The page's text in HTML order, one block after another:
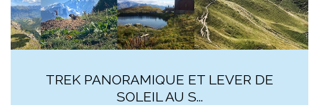
TREK PANORAMIQUE ET LEVER DE
SOLEIL AU S...